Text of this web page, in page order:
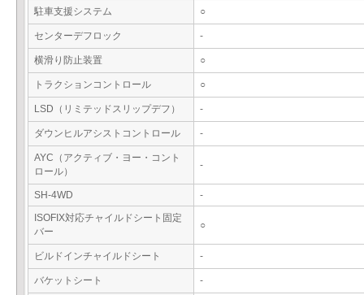
駐車支援システム ○
センターデフロック -
横滑り防止装置 ○
トラクションコントロール ○
LSD（リミテッドスリップデフ） -
ダウンヒルアシストコントロール -
AYC（アクティブ・ヨー・コント
ロール）
-
SH-4WD
-
ISOFIX対応チャイルドシート固定
バー
○
ビルドインチャイルドシート -
バケットシート -